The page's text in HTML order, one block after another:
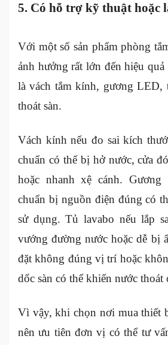
5. Có hỗ trợ kỹ thuật hoặc
Với một số sản phẩm phòng
ảnh hưởng rất lớn đến hiệu
là vách tắm kính, gương LED,
thoát sàn.
Vách kính nếu đo sai kích
chuẩn có thể bị hở nước, cửa
hoặc nhanh xệ cánh.
chuẩn bị nguồn điện đúng có
sử dụng. Tủ lavabo nếu lắp
vướng đường nước hoặc dễ bị
đặt không đúng vị trí hoặc
dốc sàn có thể khiến nước thoát
Vì vậy, khi chọn nơi mua thiết
nên ưu tiên đơn vị có thể tư